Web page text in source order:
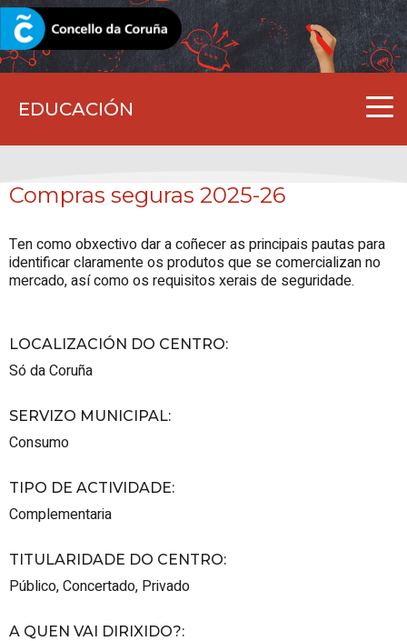
EDUCACIÓN
CORUNA.GAL
Compras seguras 2025-26
Ten como obxectivo dar a coñecer as principais pautas para
identificar claramente os produtos que se comercializan no
mercado, así como os requisitos xerais de seguridade.
LOCALIZACIÓN DO CENTRO:
Só da Coruña
SERVIZO MUNICIPAL:
Consumo
TIPO DE ACTIVIDADE:
Complementaria
TITULARIDADE DO CENTRO:
Público,Concertado, Privado
A QUEN VAI DIRIXIDO?: